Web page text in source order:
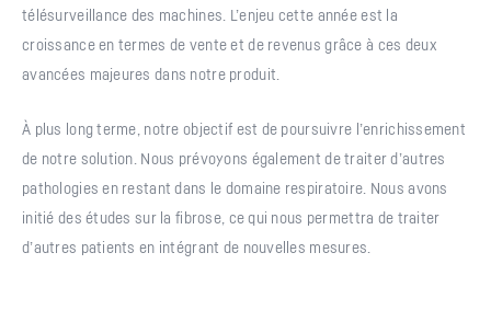
télésurveillance des machines. L’enjeu cette année est la
croissance en termes de vente et de revenus grâce à ces deux
avancées majeures dans notre produit.
À plus long terme, notre objectif est de poursuivre l’enrichissement
de notre solution. Nous prévoyons également de traiter d’autres
pathologies en restant dans le domaine respiratoire. Nous avons
initié des études sur la fibrose, ce qui nous permettra de traiter
d’autres patients en intégrant de nouvelles mesures.